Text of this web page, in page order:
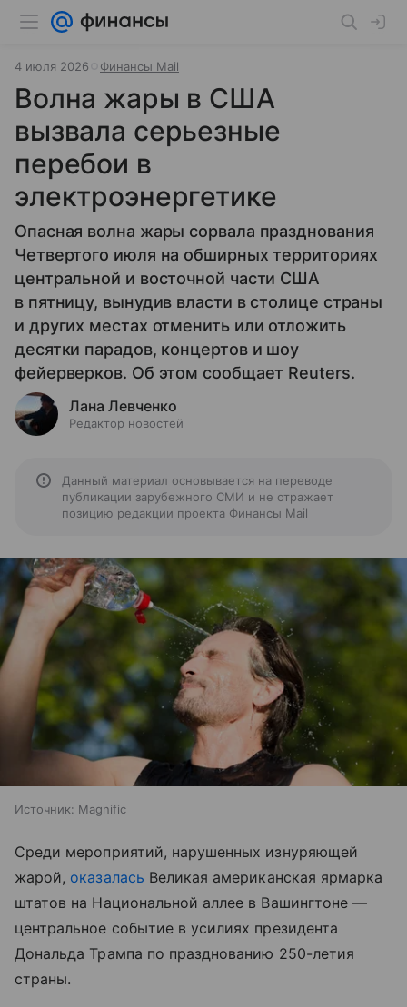
4 июля 2026 Финансы Mail
Волна жары в США
вызвала серьезные
перебои в
электроэнергетике
Опасная волна жары сорвала празднования
Четвертого июля на обширных территориях
центральной и восточной части США
в пятницу, вынудив власти в столице страны
и других местах отменить или отложить
десятки парадов, концертов и шоу
фейерверков. Об этом сообщает Reuters.
Лана Левченко
Редактор новостей
Данный материал основывается на переводе
публикации зарубежного СМИ и не отражает
позицию редакции проекта Финансы Mail
Источник: Magnific
Среди мероприятий, нарушенных изнуряющей
жарой, оказалась Великая американская ярмарка
штатов на Национальной аллее в Вашингтоне —
центральное событие в усилиях президента
Дональда Трампа по празднованию 250-летия
страны.